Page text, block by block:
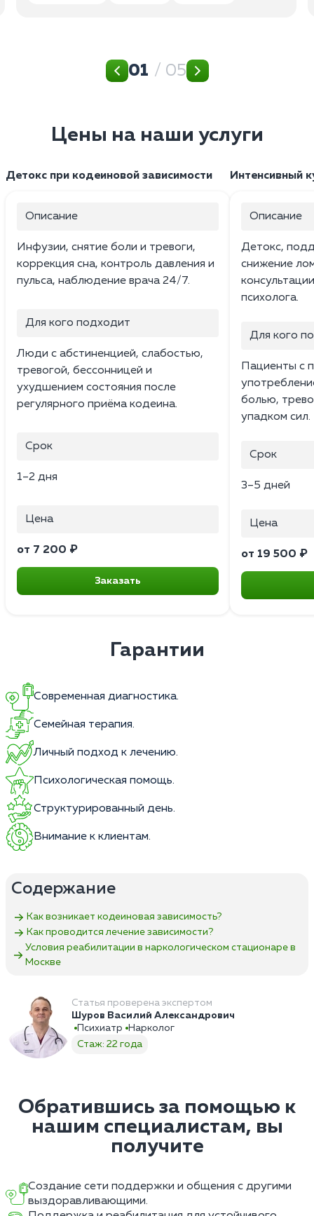
01 / 05
Цены на наши услуги
Детокс при кодеиновой зависимости
Описание
Инфузии, снятие боли и тревоги,
коррекция сна, контроль давления и
пульса, наблюдение врача 24/7.
Для кого подходит
Люди с абстиненцией, слабостью,
тревогой, бессонницей и
ухудшением состояния после
регулярного приёма кодеина.
Срок
1–2 дня
Цена
от 7 200 ₽
Заказать
Интенсивный
Описание
Детокс,
снижение
психолога.
Для кого
Пациенты с
болью,
упадком сил.
Срок
3–5 дней
Цена
от 19 500 ₽
Гарантии
Современная диагностика.
Семейная терапия.
Личный подход к лечению.
Психологическая помощь.
Структурированный день.
Внимание к клиентам.
Содержание
Как возникает кодеиновая зависимость?
Как проводится лечение зависимости?
Условия реабилитации в наркологическом стационаре в
Москве
Статья проверена экспертом
Шуров Василий Александрович
Психиатр
Нарколог
Стаж: 22 года
Обратившись за помощью к
нашим специалистам, вы
получите
Создание сети поддержки и общения с другими
выздоравливающими.